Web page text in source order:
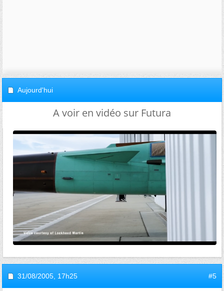
Aujourd'hui
A voir en vidéo sur Futura
31/08/2005, 17h25 #5